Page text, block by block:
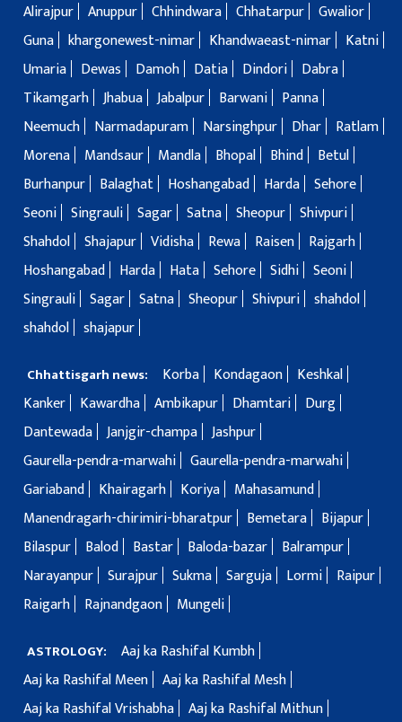
Alirajpur Anuppur Chhindwara Chhatarpur Gwalior
Guna khargonewest-nimar Khandwaeast-nimar
Katni
Umaria
Dewas Damoh Datia Dindori
Dabra
Tikamgarh Jhabua Jabalpur Barwani
Panna
Neemuch
Narmadapuram Narsinghpur Dhar
Ratlam
Morena
Mandsaur Mandla Bhopal Bhind
Betul
Burhanpur
Balaghat Hoshangabad Harda Sehore
Seoni Singrauli Sagar Satna Sheopur Shivpuri
Shahdol Shajapur Vidisha Rewa Raisen
Rajgarh
Hoshangabad
Harda Hata Sehore Sidhi Seoni
Singrauli Sagar Satna Sheopur Shivpuri shahdol
shahdol shajapur
Chhattisgarh news: Korba Kondagaon
Keshkal
Kanker
Kawardha Ambikapur Dhamtari
Durg
Dantewada Janjgir-champa Jashpur
Gaurella-pendra-marwahi Gaurella-pendra-marwahi
Gariaband
Khairagarh Koriya
Mahasamund
Manendragarh-chirimiri-bharatpur
Bemetara
Bijapur
Bilaspur
Balod Bastar Baloda-bazar
Balrampur
Narayanpur Surajpur Sukma Sarguja Lormi
Raipur
Raigarh
Rajnandgaon Mungeli
ASTROLOGY:
Aaj ka Rashifal Kumbh
Aaj ka Rashifal Meen Aaj ka Rashifal Mesh
Aaj ka Rashifal Vrishabha Aaj ka Rashifal Mithun